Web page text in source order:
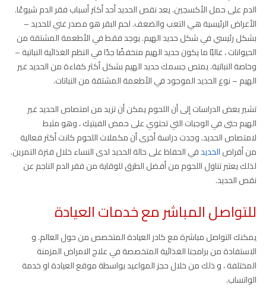
الدم على حمل الأكسجين. يعد نقص الحديد أحد أكثر أسباب فقر الدم شيوعًا.
الأعراض الرئيسية هي التعب والضعف. لحم البقر هو مصدر غني للحديد –
بشكل رئيسي في شكل حديد الهيم. يوجد فقط في الأطعمة المشتقة من
الحيوانات ، غالبًا ما يكون حديد الهيم منخفضًا جدًا في النظم الغذائية النباتية –
وخاصة النباتية. يمتص جسمك حديد الهيم بشكل أكثر كفاءة من الحديد غير
الهيم – نوع الحديد الموجود في الأطعمة المشتقة من النباتات.
تشير بعض الدراسات إلى أن اللحوم يمكن أن تزيد من امتصاص الحديد غير
الهيم حتى في الوجبات التي تحتوي على حمض الفيتيك ، وهو مثبط
لامتصاص الحديد. وجدت دراسة أخرى أن مكملات اللحوم كانت أكثر فعالية
من أقراصالحديدفي الحفاظ على حالة الحديد لدى النساء خلال فترة التمرين.
لذلك يعتبر تناول اللحوم من أفضل الطرق للوقاية من فقر الدم الناجم عن
نقص الحديد.
للتواصل المباشر مع خدمات العيادة
يمكنك التواصل مباشرة مع كادر العيادة المتخصص من حول العالم. و
الاستفادة من برامجنا الغذائية المتخصصة في علاج الامراض المزمنة
المختلفة ، و ذلك من خلال حجز المواعيد بواسطة موقع العيادة او خدمة
الواتساب.